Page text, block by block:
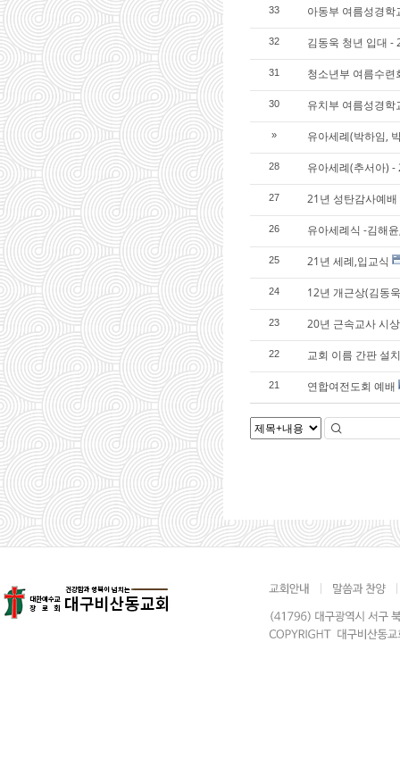
33 아동부 여름성경
32 김동욱 청년 입대 -
31 청소년부 여름수
30 유치부 여름성경
» 유아세례(박하임,
28 유아세례(추서아) -
27 21년 성탄감사예배
26 유아세례식 -김해
25 21년 세례,입교식
24 12년 개근상(김동
23 20년 근속교사 시
22 교회 이름 간판 설치
21 연합여전도회 예배